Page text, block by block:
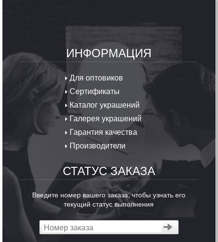
ИНФОРМАЦИЯ
Для оптовиков
Сертификаты
Каталог украшений
Галерея украшений
Гарантия качества
Производители
СТАТУС ЗАКАЗА
Введите номер вашего заказа, чтобы узнать его
текущий статус выполнения